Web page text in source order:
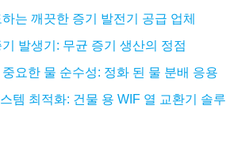
는 깨끗한 증기 발전기 공급 업체
발생기: 무균 증기 생산의 정점
요한 물 순수성: 정화 된 물 분배 응용
템 최적화: 건물 용 WIF 열 교환기 솔루